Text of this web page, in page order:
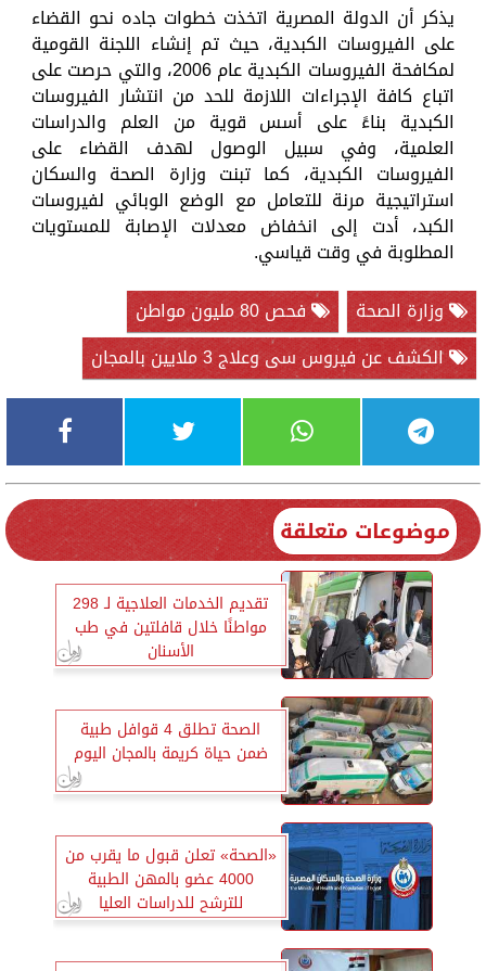
يذكر أن الدولة المصرية اتخذت خطوات جاده نحو القضاء
على الفيروسات الكبدية، حيث تم إنشاء اللجنة القومية
لمكافحة الفيروسات الكبدية عام 2006، والتي حرصت على
اتباع كافة الإجراءات اللازمة للحد من انتشار الفيروسات
الكبدية بناءً على أسس قوية من العلم والدراسات
العلمية، وفي سبيل الوصول لهدف القضاء على
الفيروسات الكبدية، كما تبنت وزارة الصحة والسكان
استراتيجية مرنة للتعامل مع الوضع الوبائي لفيروسات
الكبد، أدت إلى انخفاض معدلات الإصابة للمستويات
المطلوبة في وقت قياسي.
وزارة الصحة
فحص 80 مليون مواطن
الكشف عن فيروس سى وعلاج 3 ملايين بالمجان
موضوعات متعلقة
تقديم الخدمات العلاجية لـ 298
مواطنًا خلال قافلتين في طب
الأسنان
الصحة تطلق 4 قوافل طبية
ضمن حياة كريمة بالمجان اليوم
«الصحة» تعلن قبول ما يقرب من
4000 عضو بالمهن الطبية
للترشح للدراسات العليا